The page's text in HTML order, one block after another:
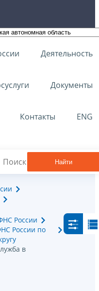
Деятельность
Документы
Контакты ENG
Найти
России
России по
в